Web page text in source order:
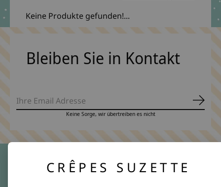
Keine Produkte gefunden!...
Bleiben Sie in Kontakt
Keine Sorge, wir übertreiben es nicht
CRÊPES SUZETTE